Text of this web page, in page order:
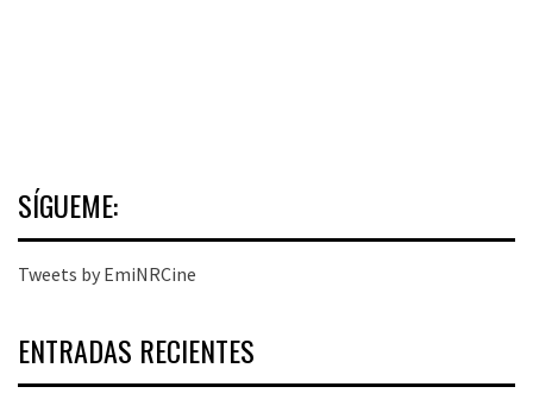
SÍGUEME:
Tweets by EmiNRCine
ENTRADAS RECIENTES